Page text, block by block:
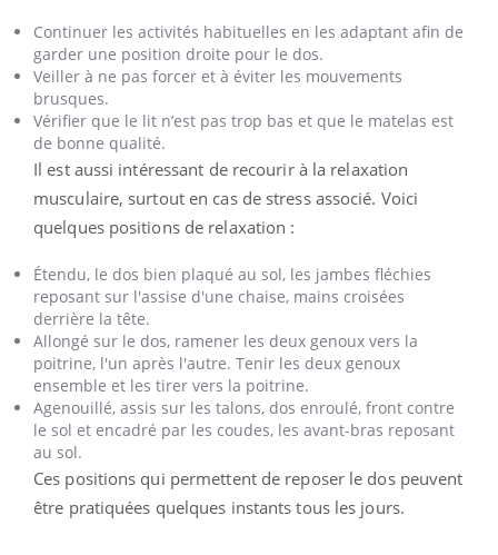
Continuer les activités habituelles en les adaptant afin de
garder une position droite pour le dos.
Veiller à ne pas forcer et à éviter les mouvements
brusques.
Vérifier que le lit n’est pas trop bas et que le matelas est
de bonne qualité.
Il est aussi intéressant de recourir à la relaxation
musculaire, surtout en cas de stress associé. Voici
quelques positions de relaxation :
Étendu, le dos bien plaqué au sol, les jambes fléchies
reposant sur l'assise d'une chaise, mains croisées
derrière la tête.
Allongé sur le dos, ramener les deux genoux vers la
poitrine, l'un après l'autre. Tenir les deux genoux
ensemble et les tirer vers la poitrine.
Agenouillé, assis sur les talons, dos enroulé, front contre
le sol et encadré par les coudes, les avant-bras reposant
au sol.
Ces positions qui permettent de reposer le dos peuvent
être pratiquées quelques instants tous les jours.